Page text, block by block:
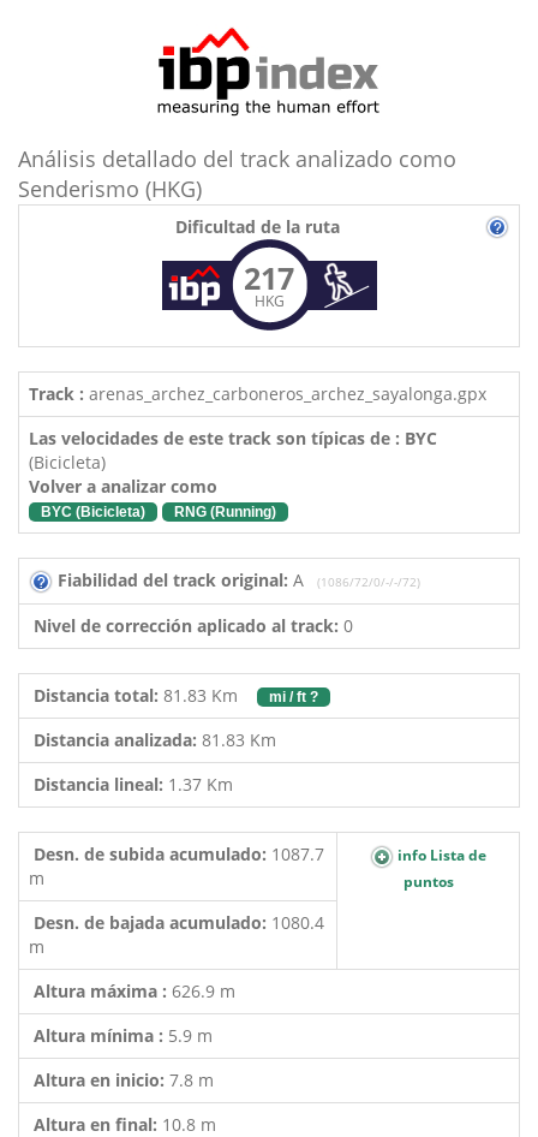
Análisis detallado del track analizado como
Senderismo (HKG)
Dificultad de la ruta
217
HKG
Track : arenas_archez_carboneros_archez_sayalonga.gpx
Las velocidades de este track son típicas de : BYC
(Bicicleta)
Volver a analizar como
BYC (Bicicleta) RNG (Running)
Fiabilidad del track original: A (1086/72/0/-/-/72)
Nivel de corrección aplicado al track: 0
Distancia total: 81.83 Km mi / ft ?
Distancia analizada: 81.83 Km
Distancia lineal: 1.37 Km
Desn. de subida acumulado: 1087.7
m
info Lista de
puntos
Desn. de bajada acumulado: 1080.4
m
Altura máxima : 626.9 m
Altura mínima : 5.9 m
Altura en inicio: 7.8 m
Altura en final: 10.8 m